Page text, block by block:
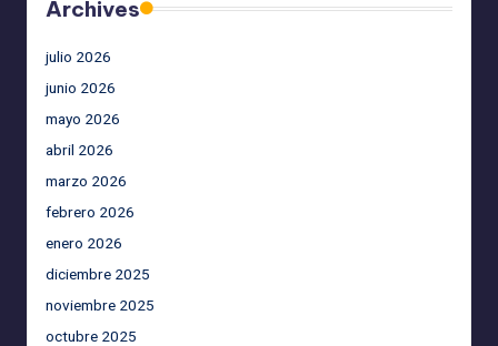
Archives
julio 2026
junio 2026
mayo 2026
abril 2026
marzo 2026
febrero 2026
enero 2026
diciembre 2025
noviembre 2025
octubre 2025